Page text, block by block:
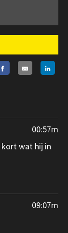
00:57m
kort wat hij in
09:07m